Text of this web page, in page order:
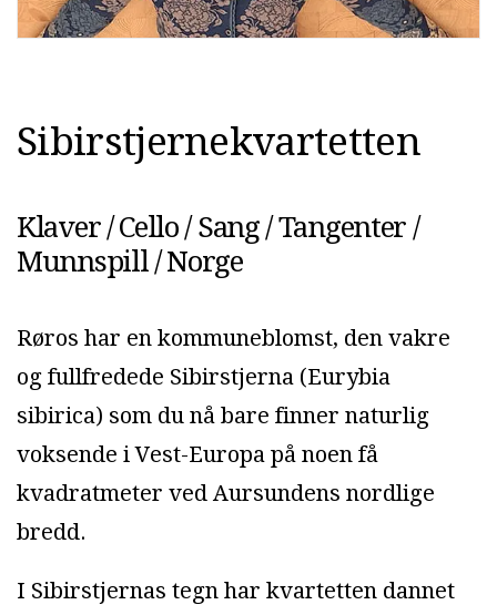
Sibirstjernekvartetten
Klaver / Cello / Sang / Tangenter /
Munnspill / Norge
Røros har en kommuneblomst, den vakre
og fullfredede Sibirstjerna (Eurybia
sibirica) som du nå bare finner naturlig
voksende i Vest-Europa på noen få
kvadratmeter ved Aursundens nordlige
bredd.
I Sibirstjernas tegn har kvartetten dannet